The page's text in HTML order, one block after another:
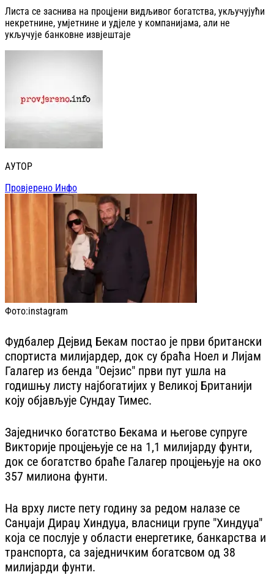
Листа се заснива на процјени видљивог богатства, укључујући
некретнине, умјетнине и удјеле у компанијама, али не
укључује банковне извјештаје
АУТОР
Провјерено Инфо
Фото:instagram
Фудбалер Дејвид Бекам постао је први британски
спортиста милијардер, док су браћа Ноел и Лијам
Галагер из бенда "Оејзис" први пут ушла на
годишњу листу најбогатијих у Великој Британији
коју објављује Сундаy Тимес.
Заједничко богатство Бекама и његове супруге
Викторије процjењује се на 1,1 милијарду фунти,
док се богатство браће Галагер процјењује на око
357 милиона фунти.
На врху листе пету годину за редом налазе се
Санџаји Дираџ Хиндуџа, власници групе "Хиндуџа"
која се послује у области енергетике, банкарства и
транспорта, са заједничким богатсвом од 38
милијарди фунти.